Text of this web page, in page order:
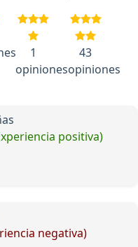
1
opiniones
43
opiniones
positiva)
negativa)